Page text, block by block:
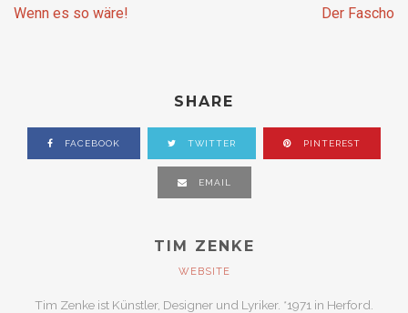
Wenn es so wäre! Der Fascho
SHARE
FACEBOOK TWITTER PINTEREST
EMAIL
TIM ZENKE
WEBSITE
Tim Zenke ist Künstler, Designer und Lyriker. *1971 in Herford.